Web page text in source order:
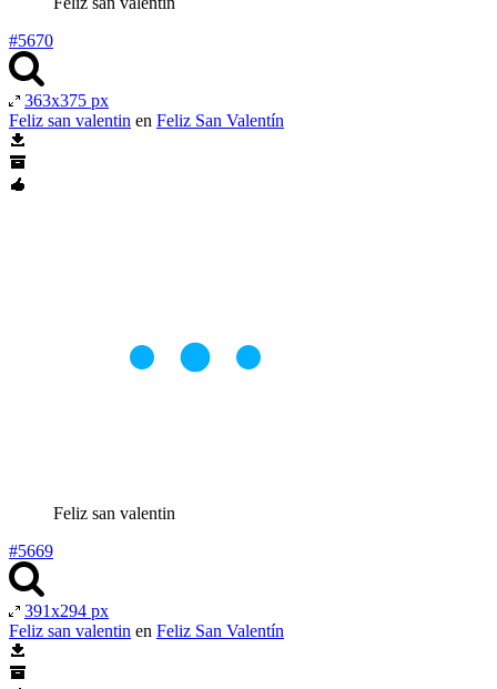
#5670
363x375 px
Feliz san valentin en Feliz San Valentín
Feliz san valentin
#5669
391x294 px
Feliz san valentin en Feliz San Valentín